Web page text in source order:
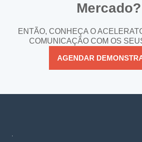
Mercado?
ENTÃO, CONHEÇA O
COMUNICAÇÃO COM OS
AGENDAR